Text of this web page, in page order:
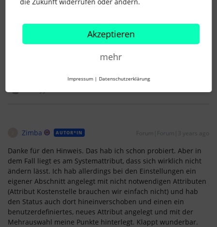
Bei “Status” wird es vermutlich nicht gehen, weil das ein
Zimba AUTOR*IN Forum|Forum|3 years ago
Danke für den Hinweis. Das hab ich schon probiert. Aber in
dem Fall liegt es am Systemattribut, dass sich wirklich nicht
ändern lässt. Ich hab allerdings bei den Einstellungen ein
eigener Abschnitt angelegt mit nicht notwendigen Attributen
(Attribut Kostenstelle brauchen wir einfach nicht) und hab
den Status auch dort hineinverschoben und einen ein
benutzerdefiniertes, neues Attribut angelegt und mit der
Mehrauswahl meine Punkte hinterlegt. Klappt wunderbar.
Akzeptieren
mehr
Impressum | Datenschutzerklärung